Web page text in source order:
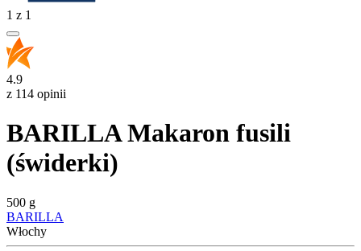
1 z 1
4.9
z 114 opinii
BARILLA Makaron fusili
(świderki)
500 g
BARILLA
Włochy